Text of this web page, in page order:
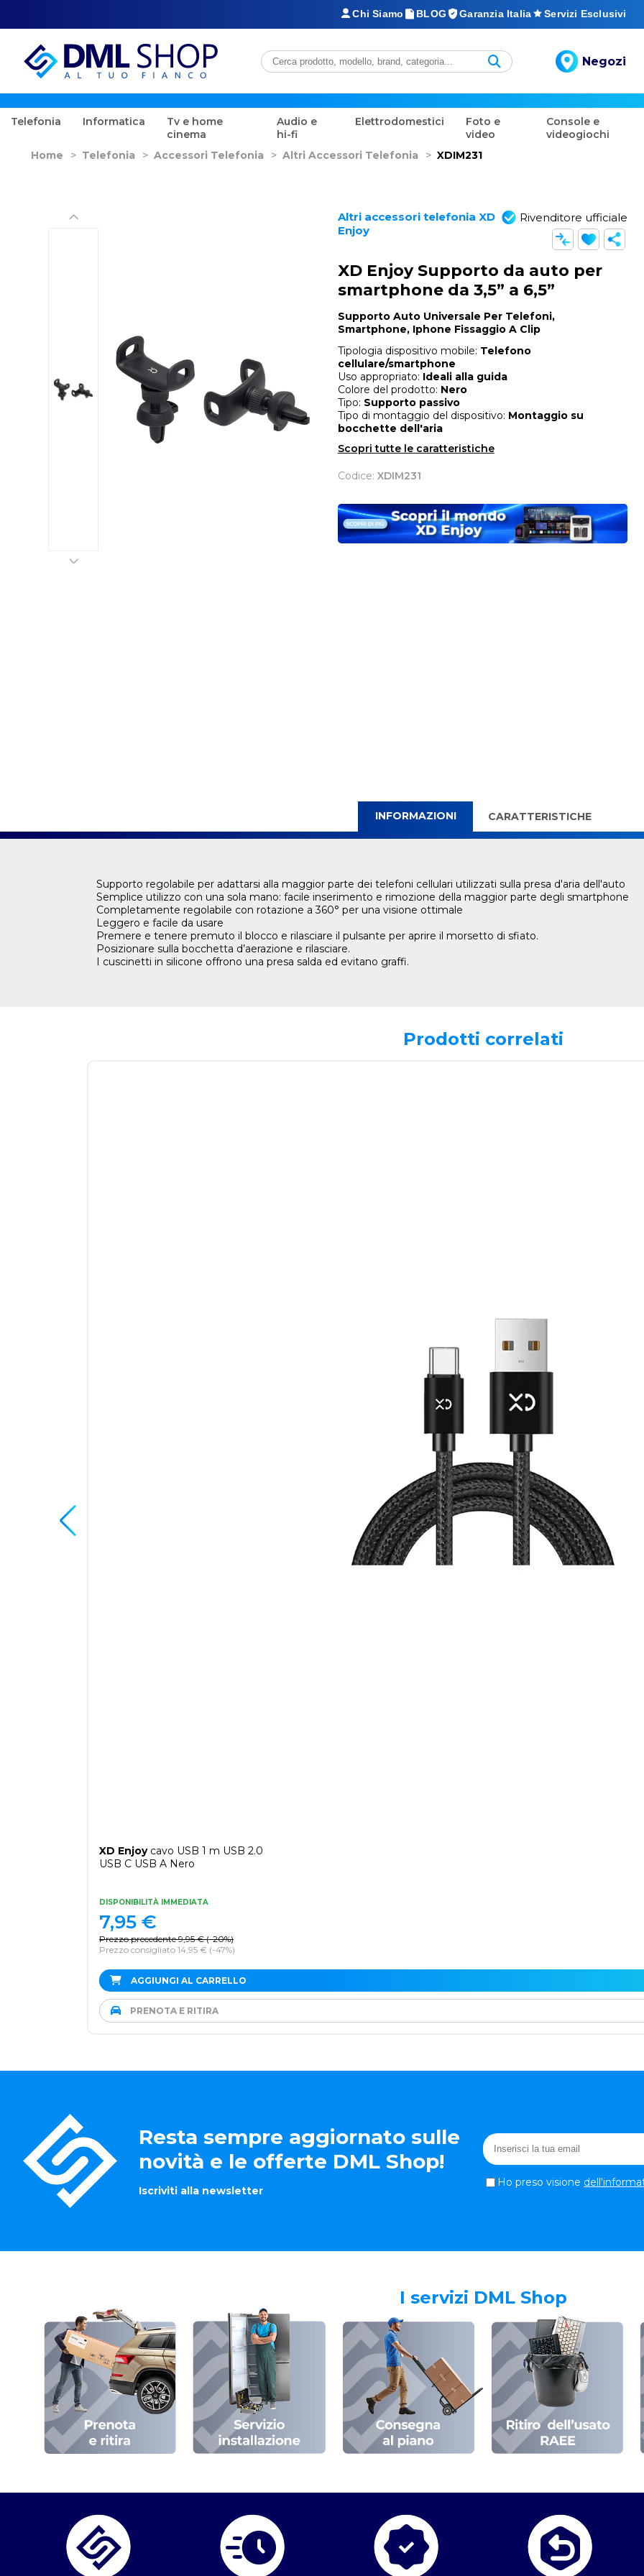
Chi Siamo BLOG Garanzia Italia Servizi Esclusivi
Negozi
Telefonia Informatica
Tv e home
cinema
Audio e
hi-fi
Elettrodomestici
Foto e
video
Console e
videogiochi
Home > Telefonia > Accessori Telefonia > Altri Accessori Telefonia > XDIM231
Altri accessori telefonia XD
Enjoy
Rivenditore ufficiale
XD Enjoy Supporto da auto per
smartphone da 3,5” a 6,5”
Supporto Auto Universale Per Telefoni,
Smartphone, Iphone Fissaggio A Clip
Tipologia dispositivo mobile: Telefono
cellulare/smartphone
Uso appropriato: Ideali alla guida
Colore del prodotto: Nero
Tipo: Supporto passivo
Tipo di montaggio del dispositivo: Montaggio su
bocchette dell'aria
Scopri tutte le caratteristiche
Codice: XDIM231
INFORMAZIONI CARATTERISTICHE
Supporto regolabile per adattarsi alla maggior parte dei telefoni cellulari utilizzati sulla presa d'aria dell'auto
Semplice utilizzo con una sola mano: facile inserimento e rimozione della maggior parte degli smartphone
Completamente regolabile con rotazione a 360° per una visione ottimale
Leggero e facile da usare
Premere e tenere premuto il blocco e rilasciare il pulsante per aprire il morsetto di sfiato.
Posizionare sulla bocchetta d’aerazione e rilasciare.
I cuscinetti in silicone offrono una presa salda ed evitano graffi.
Prodotti correlati
XD Enjoycavo USB 1 m USB 2.0
USB C USB A Nero
DISPONIBILITÀ IMMEDIATA
Prezzo precedente 9,95 € (-20%)
Prezzo consigliato 14,95 € (-47%)
7,95 €
AGGIUNGI AL CARRELLO
PRENOTA E RITIRA
Resta sempre aggiornato sulle
novità e le offerte DML Shop!
Iscriviti alla newsletter
Ho preso visione
I servizi DML Shop